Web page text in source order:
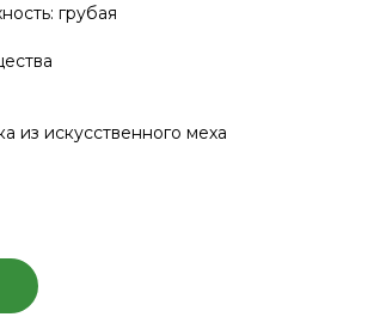
грубая
из искусственного меха